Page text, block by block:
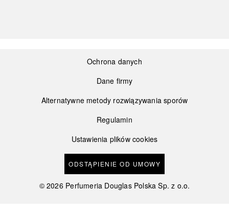
Ochrona danych
Dane firmy
Alternatywne metody rozwiązywania sporów
Regulamin
Ustawienia plików cookies
ODSTĄPIENIE OD UMOWY
©2026 Perfumeria Douglas Polska Sp. z o.o.